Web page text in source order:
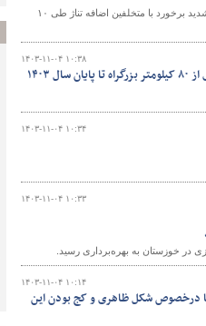
معاون حمل و نقل اداره کل راهداری و حمل و نقل جاده‌ای گیلان گفت: در راستای طرح تشدید برخورد با متخلفین اضافه تناژ طی ۱۰
۱۴۰۳-۱۱-۰۴ ۱۰:۳۸
۱۴۰۳-۱۱-۰۴ ۱۰:۳۴
۱۴۰۳-۱۱-۰۴ ۱۰:۳۳
۱۴۰۳-۱۱-۰۴ ۱۰:۱۴
درخصوص شکل ظاهری و کج بودن این